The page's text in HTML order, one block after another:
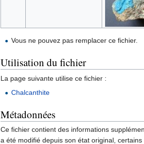
Vous ne pouvez pas remplacer ce fichier.
Utilisation du fichier
La page suivante utilise ce fichier :
Chalcanthite
Métadonnées
Ce fichier contient des informations
a été modifié depuis son état original,